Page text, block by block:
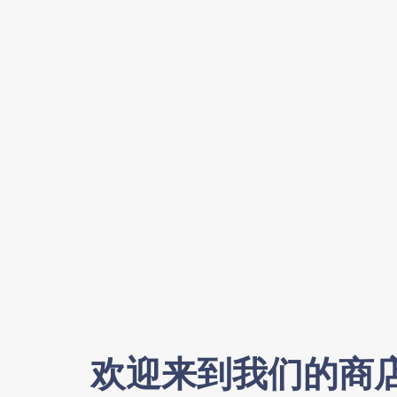
欢迎来到我们